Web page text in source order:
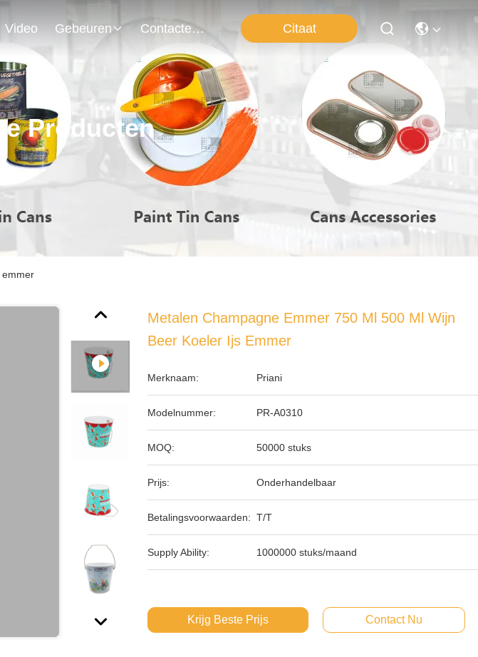
Video Gebeuren Contacteer Ons Citaat
Producten
emmer
Metalen Champagne Emmer 750 Ml 500 Ml Wijn
Beer Koeler Ijs Emmer
Merknaam: Priani
Modelnummer: PR-A0310
MOQ: 50000 stuks
Prijs: Onderhandelbaar
Betalingsvoorwaarden: T/T
Supply Ability: 1000000 stuks/maand
Krijg Beste Prijs Contact Nu